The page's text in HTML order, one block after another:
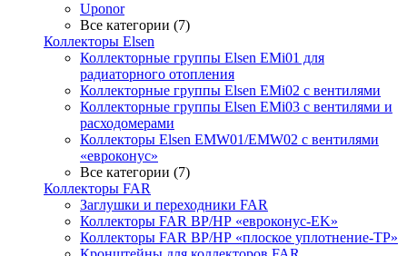
Uponor
Все категории (7)
Коллекторы Elsen
Коллекторные группы Elsen EMi01 для
радиаторного отопления
Коллекторные группы Elsen EMi02 с вентилями
Коллекторные группы Elsen EMi03 с вентилями и
расходомерами
Коллекторы Elsen EMW01/EMW02 с вентилями
«евроконус»
Все категории (7)
Коллекторы FAR
Заглушки и переходники FAR
Коллекторы FAR ВР/НР «евроконус-EK»
Коллекторы FAR ВР/НР «плоское уплотнение-TP»